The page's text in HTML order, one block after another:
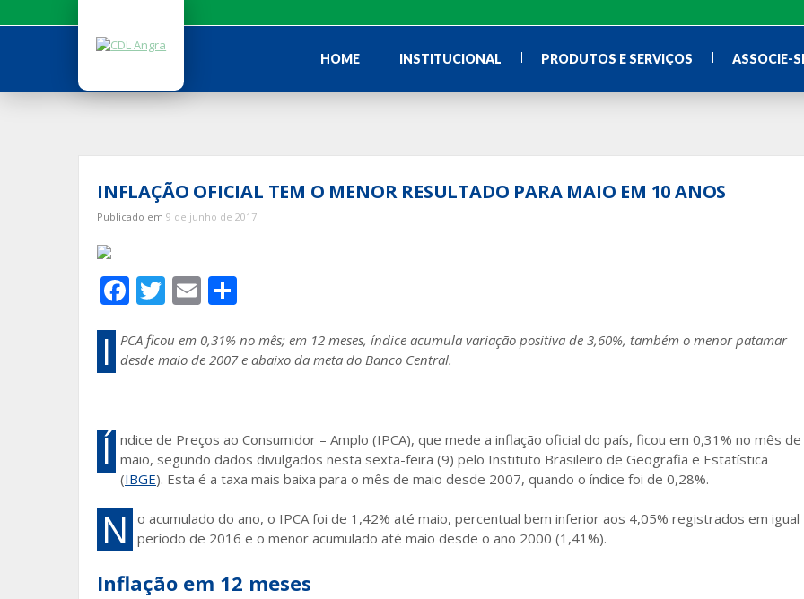
para
HOME INSTITUCIONAL PRODUTOS E SERVIÇOS ASSOCIE-
INFLAÇÃO OFICIAL TEM O MENOR RESULTADO PARA MAIO EM 10 ANOS
Publicado em 9 de junho de 2017
F
ac
e
b
o
k
T
w
itt
er
E
m
ai
l
ar
e
I
PCA ficou em 0,31% no mês; em 12 meses, índice acumula variação positiva de 3,60%, também o menor patamar
desde maio de 2007 e abaixo da meta do Banco Central.
Í ndice de Preços ao Consumidor – Amplo (IPCA), que mede a inflação oficial do país, ficou em 0,31% no mês de
maio, segundo dados divulgados nesta sexta-feira (9) pelo Instituto Brasileiro de Geografia e Estatística
(IBGE). Esta é a taxa mais baixa para o mês de maio desde 2007, quando o índice foi de 0,28%.
N
o acumulado do ano, o IPCA foi de 1,42% até maio, percentual bem inferior aos 4,05% registrados em igual
período de 2016 e o menor acumulado até maio desde o ano 2000 (1,41%).
Inflação em 12 meses